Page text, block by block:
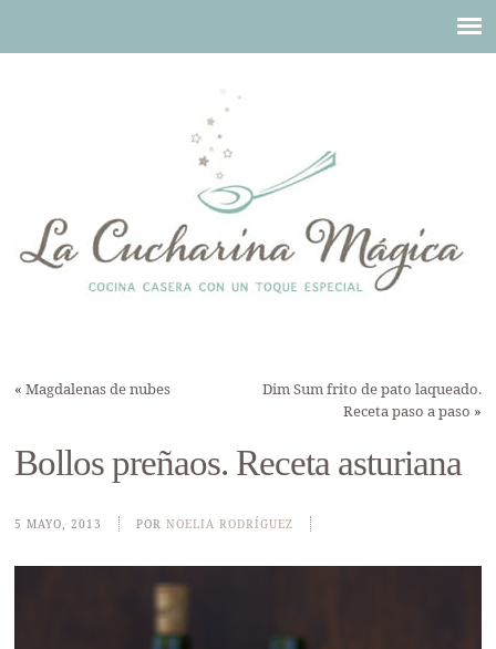
«Magdalenas de nubes
Dim Sum frito de pato laqueado.
Receta paso a paso »
Bollos preñaos. Receta asturiana
5 MAYO, 2013 PORNOELIA RODRÍGUEZ